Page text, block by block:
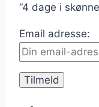
“4 dage i
Email adresse: